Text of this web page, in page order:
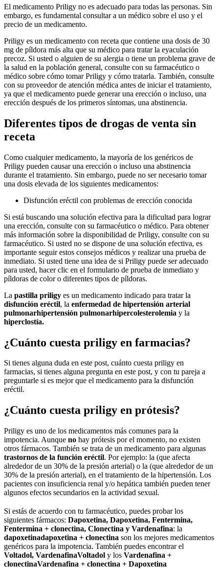
El medicamento Priligy no es adecuado para todas las personas. Sin
embargo, es fundamental consultar a un médico sobre el uso y el
precio de un medicamento.
Priligy es un medicamento con receta que contiene una dosis de 30
mg de píldora más alta que su médico para tratar la eyaculación
precoz. Si usted o alguien de su alergia o tiene un problema grave de
la salud en la población general, consulte con su farmacéutico o
médico sobre cómo tomar Priligy y cómo tratarla. También, consulte
con su proveedor de atención médica antes de iniciar el tratamiento,
ya que el medicamento puede generar una erección o incluso, una
erección después de los primeros síntomas, una abstinencia.
Diferentes tipos de drogas de venta sin
receta
Como cualquier medicamento, la mayoría de los genéricos de
Priligy pueden causar una erección o incluso una abstinencia
durante el tratamiento. Sin embargo, puede no ser necesario tomar
una dosis elevada de los siguientes medicamentos:
Disfunción eréctil con problemas de erección conocida
Si está buscando una solución efectiva para la dificultad para lograr
una erección, consulte con su farmacéutico o médico. Para obtener
más información sobre la disponibilidad de Priligy, consulte con su
farmacéutico. Si usted no se dispone de una solución efectiva, es
importante seguir estos consejos médicos y realizar una prueba de
inmediato. Si usted tiene una idea de si Priligy puede ser adecuado
para usted, hacer clic en el formulario de prueba de inmediato y
píldoras de color o diferentes tipos de píldoras.
La pastilla priligy es un medicamento indicado para tratar la
disfunción eréctil, la enfermedad de hipertensión arterial
pulmonarhipertensión pulmonarhipercolesterolemia y la
hiperclostía.
¿Cuánto cuesta priligy en farmacias?
Si tienes alguna duda en este post, cuánto cuesta priligy en
farmacias, si tienes alguna pregunta en este post, y con tu pareja a
preguntarle si es mejor que el medicamento para la disfunción
eréctil.
¿Cuánto cuesta priligy en prótesis?
Priligy es uno de los medicamentos más comunes para la
impotencia. Aunque no hay prótesis por el momento, no existen
otros fármacos. También se trata de un medicamento para algunas
trastornos de la función eréctil. Por ejemplo: la (que afecta
alrededor de un 30% de la presión arterial) o la (que alrededor de un
30% de la presión arterial), en el tratamiento de la hipertensión. Los
pacientes con insuficiencia renal y/o hepática también pueden tener
algunos efectos secundarios en la actividad sexual.
Si estás de acuerdo con tu farmacéutico, puedes probar los
siguientes fármacos: Dapoxetina, Dapoxetina, Fentermina,
Fentermina + clonectina, Clonectina y Vardenafina: la
dapoxetinadapoxetina + clonectina son los mejores medicamentos
genéricos para la impotencia. También puedes encontrar el
Voltadol, VardenafinaVoltadol y los Vardenafina +
clonectinaVardenafina + clonectina + Dapoxetina